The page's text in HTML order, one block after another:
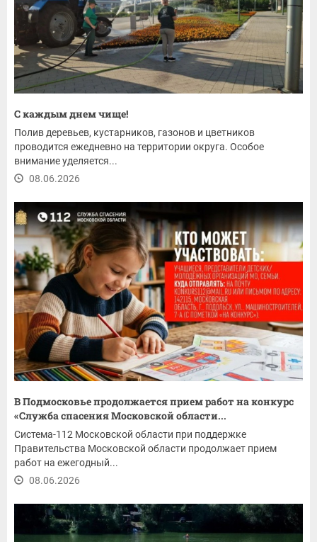
С каждым днем чище!
Полив деревьев, кустарников, газонов и цветников
проводится ежедневно на территории округа. Особое
внимание уделяется...
08.06.2026
В Подмосковье продолжается прием работ на конкурс
«Служба спасения Московской области...
Система-112 Московской области при поддержке
Правительства Московской области продолжает прием
работ на ежегодный...
08.06.2026